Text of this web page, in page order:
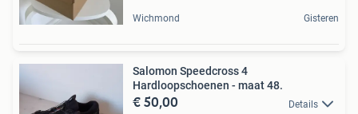
Wichmond Gisteren
Salomon Speedcross 4
Hardloopschoenen - maat 48.
€ 50,00 Details